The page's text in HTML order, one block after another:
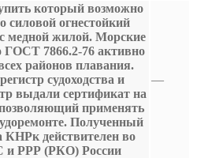
который возможно
силовой огнестойкий
медной жилой. Морские
ГОСТ 7866.2-76 активно
районов плавания.
судоходства и
выдали сертификат на
применять
Полученный
КНРк действителен во
и РРР (РКО) России
—